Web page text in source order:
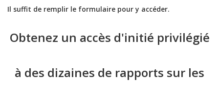
Il suffit de remplir le formulaire pour y accéder.
Obtenez un accès d'initié privilégié
à des dizaines de rapports sur les